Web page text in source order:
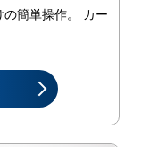
簡単操作。 カー